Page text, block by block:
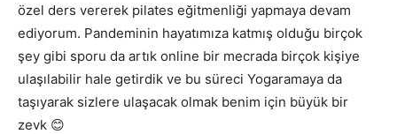
özel ders vererek pilates eğitmenliği yapmaya devam
ediyorum. Pandeminin hayatımıza katmış olduğu birçok
şey gibi sporu da artık online bir mecrada birçok kişiye
ulaşılabilir hale getirdik ve bu süreci Yogaramaya da
taşıyarak sizlere ulaşacak olmak benim için büyük bir
zevk 😊